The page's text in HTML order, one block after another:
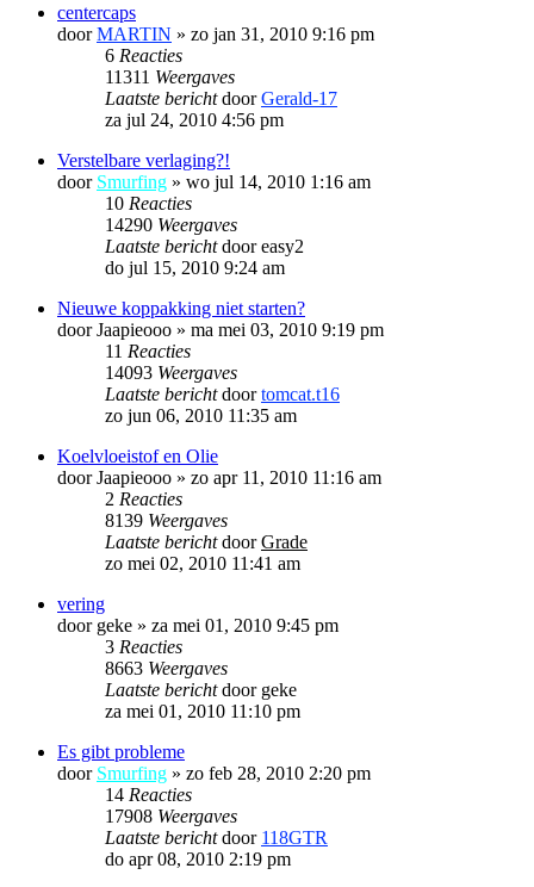
centercaps
doorMARTIN » zo jan 31, 2010 9:16 pm
6 Reacties
11311 Weergaves
Laatste berichtdoorGerald-17
za jul 24, 2010 4:56 pm
Verstelbare verlaging?!
door Smurfing » wo jul 14, 2010 1:16 am
10 Reacties
14290 Weergaves
Laatste berichtdooreasy2
do jul 15, 2010 9:24 am
Nieuwe koppakking niet starten?
doorJaapieooo » ma mei 03, 2010 9:19 pm
11 Reacties
14093 Weergaves
Laatste berichtdoortomcat.t16
zo jun 06, 2010 11:35 am
Koelvloeistof en Olie
doorJaapieooo » zo apr 11, 2010 11:16 am
2 Reacties
8139 Weergaves
Laatste berichtdoorGrade
zo mei 02, 2010 11:41 am
vering
door geke » za mei 01, 2010 9:45 pm
3 Reacties
8663 Weergaves
Laatste berichtdoor geke
za mei 01, 2010 11:10 pm
Es gibt probleme
door Smurfing » zo feb 28, 2010 2:20 pm
14 Reacties
17908 Weergaves
Laatste berichtdoor 118GTR
do apr 08, 2010 2:19 pm